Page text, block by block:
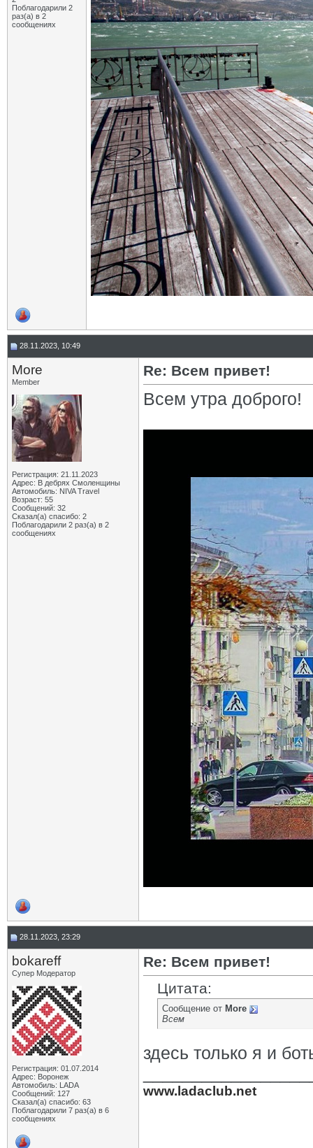
Поблагодарили 2
раз(а) в 2
сообщениях
28.11.2023, 10:49
More
Member
Регистрация: 21.11.2023
Адрес: В дебрях Смоленщины
Автомобиль: NIVA Travel
Возраст: 55
Сообщений: 32
Сказал(а) спасибо: 2
Поблагодарили 2 раз(а) в 2
сообщениях
Re: Всем привет!
Всем утра доброго!
28.11.2023, 23:29
bokareff
Супер Модератор
Регистрация: 01.07.2014
Адрес: Воронеж
Автомобиль: LADA
Сообщений: 127
Сказал(а) спасибо: 63
Поблагодарили 7 раз(а) в 6
сообщениях
Re: Всем привет!
Цитата:
Сообщение от More
Всем
здесь только я и
www.ladaclub.net